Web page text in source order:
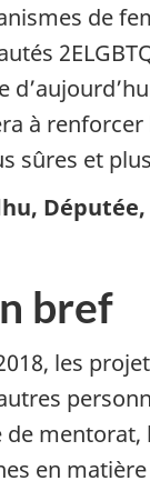
de
à
sûres et
bref
les
mentorat,
en